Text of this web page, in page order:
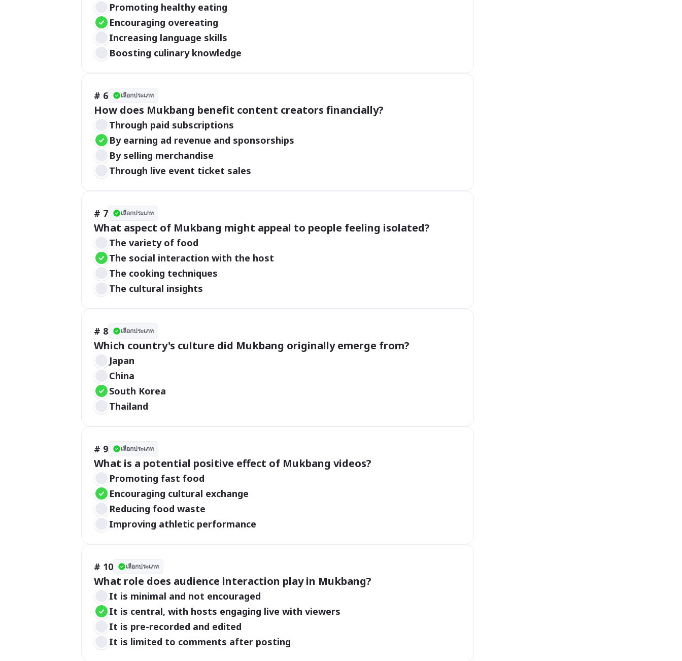
Promoting healthy eating
Encouraging overeating
Increasing language skills
Boosting culinary knowledge
# 6 เลือกประเภท
How does Mukbang benefit content creators financially?
Through paid subscriptions
By earning ad revenue and sponsorships
By selling merchandise
Through live event ticket sales
# 7 เลือกประเภท
What aspect of Mukbang might appeal to people feeling isolated?
The variety of food
The social interaction with the host
The cooking techniques
The cultural insights
# 8 เลือกประเภท
Which country's culture did Mukbang originally emerge from?
Japan
China
South Korea
Thailand
# 9 เลือกประเภท
What is a potential positive effect of Mukbang videos?
Promoting fast food
Encouraging cultural exchange
Reducing food waste
Improving athletic performance
# 10 เลือกประเภท
What role does audience interaction play in Mukbang?
It is minimal and not encouraged
It is central, with hosts engaging live with viewers
It is pre-recorded and edited
It is limited to comments after posting